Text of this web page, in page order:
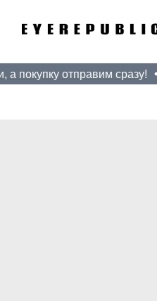
покупку отправим сразу!